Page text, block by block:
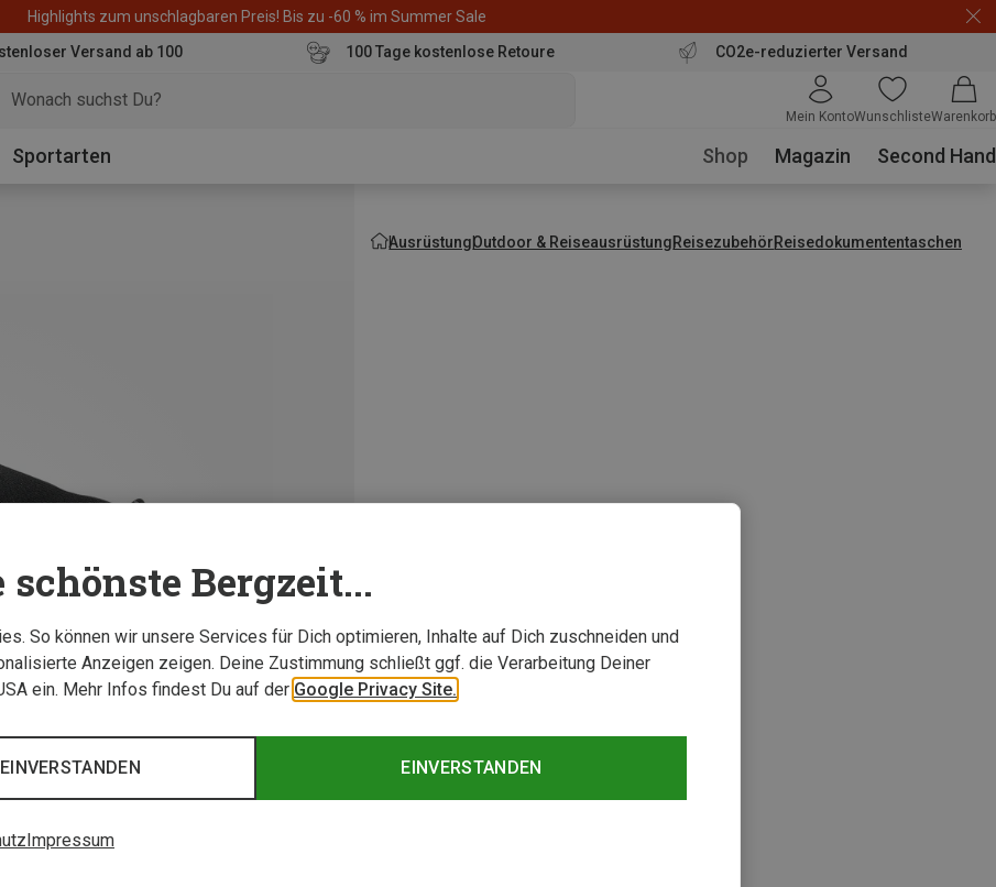
Highlights zum unschlagbaren Preis! Bis zu -60 % im Summer Sale
Versand ab 100
100 Tage kostenlose Retoure CO2e-reduzierter Versand
Mein KontoWunschlisteWarenkorb
Sportarten Shop Magazin Second Hand
AusrüstungOutdoor & ReiseausrüstungReisezubehörReisedokumententaschen
schönste Bergzeit...
So können wir unsere Services für Dich optimieren, Inhalte auf Dich zuschneiden und
Anzeigen zeigen. Deine Zustimmung schließt ggf. die Verarbeitung Deiner
ein. Mehr Infos findest Du auf der Google Privacy Site.
EINVERSTANDEN
Impressum